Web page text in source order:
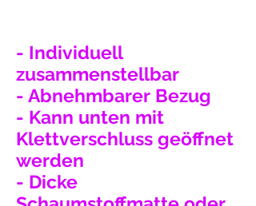
- Individuell
zusammenstellbar
- Abnehmbarer Bezug
- Kann unten mit
Klettverschluss geöffnet
werden
- Dicke